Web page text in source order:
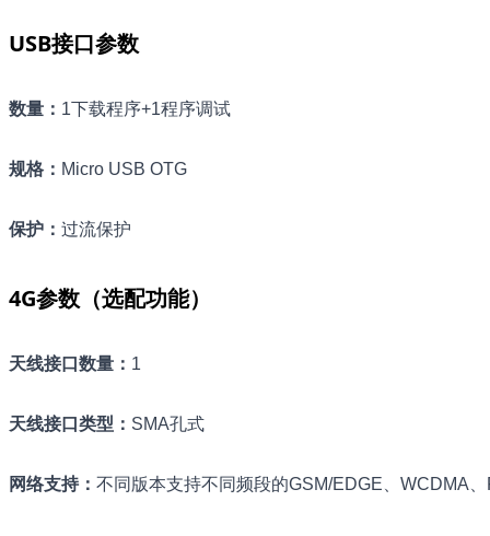
USB接口参数
数量 ： 1下载程序+1程序调试
规格 ： Micro USB OTG
保护 ： 过流保护
4G参数（选配功能）
天线接口数量 ： 1
天线接口类型 ： SMA孔式
网络支持： 不同版本支持不同频段的GSM/EDGE、WCDMA